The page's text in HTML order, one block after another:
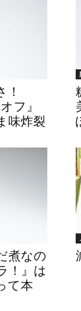
フ』
味炸裂
煮なの
！』は
て本